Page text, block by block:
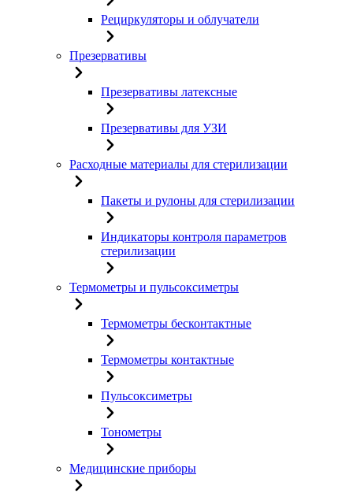
Рециркуляторы и облучатели
Презервативы
Презервативы латексные
Презервативы для УЗИ
Расходные материалы для стерилизации
Пакеты и рулоны для стерилизации
Индикаторы контроля параметров
стерилизации
Термометры и пульсоксиметры
Термометры бесконтактные
Термометры контактные
Пульсоксиметры
Тонометры
Медицинские приборы